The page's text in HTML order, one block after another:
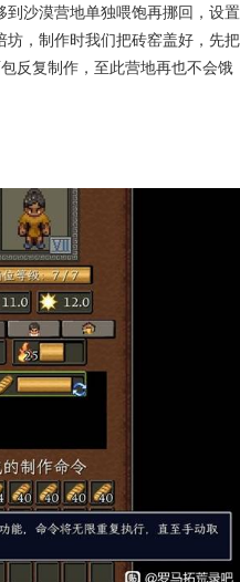
沙漠营地单独喂饱再挪回，设置
，制作时我们把砖窑盖好，先把
反复制作，至此营地再也不会饿